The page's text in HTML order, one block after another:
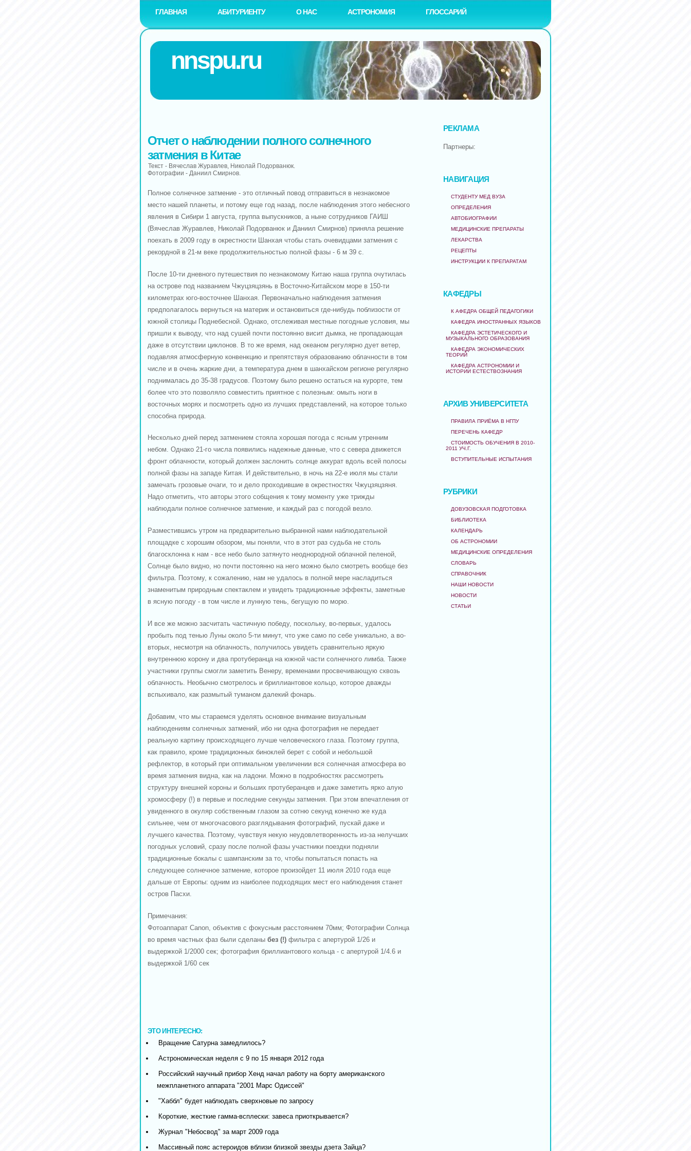
ГЛАВНАЯ АБИТУРИЕНТУ О НАС АСТРОНОМИЯ ГЛОССАРИЙ
nnspu.ru
Отчет о наблюдении полного солнечного
затмения в Китае
Текст - Вячеслав Журавлев, Николай Подорванюк.
Фотографии - Даниил Смирнов.
Полное солнечное затмение - это отличный повод отправиться в незнакомое
место нашей планеты, и потому еще год назад, после наблюдения этого небесного
явления в Сибири 1 августа, группа выпускников, а ныне сотрудников ГАИШ
(Вячеслав Журавлев, Николай Подорванюк и Даниил Смирнов) приняла решение
поехать в 2009 году в окрестности Шанхая чтобы стать очевидцами затмения с
рекордной в 21-м веке продолжительностью полной фазы - 6 м 39 с.
После 10-ти дневного путешествия по незнакомому Китаю наша группа очутилась
на острове под названием Чжуцзяцзянь в Восточно-Китайском море в 150-ти
километрах юго-восточнее Шанхая. Первоначально наблюдения затмения
предполагалось вернуться на материк и остановиться где-нибудь поблизости от
южной столицы Поднебесной. Однако, отслеживая местные погодные условия, мы
пришли к выводу, что над сушей почти постоянно висит дымка, не пропадающая
даже в отсутствии циклонов. В то же время, над океаном регулярно дует ветер,
подавляя атмосферную конвенкцию и препятствуя образованию облачности в том
числе и в очень жаркие дни, а температура днем в шанхайском регионе регулярно
поднималась до 35-38 градусов. Поэтому было решено остаться на курорте, тем
более что это позволяло совместить приятное с полезным: омыть ноги в
восточных морях и посмотреть одно из лучших представлений, на которое только
способна природа.
Несколько дней перед затмением стояла хорошая погода с ясным утренним
небом. Однако 21-го числа появились надежные данные, что с севера движется
фронт облачности, который должен заслонить солнце аккурат вдоль всей полосы
полной фазы на западе Китая. И действительно, в ночь на 22-е июля мы стали
замечать грозовые очаги, то и дело проходившие в окрестностях Чжуцзяцзяня.
Надо отметить, что авторы этого собщения к тому моменту уже трижды
наблюдали полное солнечное затмение, и каждый раз с погодой везло.
Разместившись утром на предварительно выбранной нами наблюдательной
площадке с хорошим обзором, мы поняли, что в этот раз судьба не столь
благосклонна к нам - все небо было затянуто неоднородной облачной пеленой,
Солнце было видно, но почти постоянно на него можно было смотреть вообще без
фильтра. Поэтому, к сожалению, нам не удалось в полной мере насладиться
знаменитым природным спектаклем и увидеть традиционные эффекты, заметные
в ясную погоду - в том числе и лунную тень, бегущую по морю.
И все же можно засчитать частичную победу, поскольку, во-первых, удалось
пробыть под тенью Луны около 5-ти минут, что уже само по себе уникально, а во-
вторых, несмотря на облачность, получилось увидеть сравнительно яркую
внутреннюю корону и два протуберанца на южной части солнечного лимба. Также
участники группы смогли заметить Венеру, временами просвечивающую сквозь
облачность. Необычно смотрелось и бриллиантовое кольцо, которое дважды
вспыхивало, как размытый туманом далекий фонарь.
Добавим, что мы стараемся уделять основное внимание визуальным
наблюдениям солнечных затмений, ибо ни одна фотография не передает
реальную картину происходящего лучше человеческого глаза. Поэтому группа,
как правило, кроме традиционных биноклей берет с собой и небольшой
рефлектор, в который при оптимальном увеличении вся солнечная атмосфера во
время затмения видна, как на ладони. Можно в подробностях рассмотреть
структуру внешней короны и больших протуберанцев и даже заметить ярко алую
хромосферу (!) в первые и последние секунды затмения. При этом впечатления от
увиденного в окуляр собственным глазом за сотню секунд конечно же куда
сильнее, чем от многочасового разглядывания фотографий, пускай даже и
лучшего качества. Поэтому, чувствуя некую неудовлетворенность из-за нелучших
погодных условий, сразу после полной фазы участники поездки подняли
традиционные бокалы с шампанским за то, чтобы попытаться попасть на
следующее солнечное затмение, которое произойдет 11 июля 2010 года еще
дальше от Европы: одним из наиболее подходящих мест его наблюдения станет
остров Пасхи.
Примечания:
Фотоаппарат Canon, объектив с фокусным расстоянием 70мм; Фотографии Солнца
во время частных фаз были сделаны без (!) фильтра с апертурой 1/26 и
выдержкой 1/2000 сек; фотография бриллиантового кольца - с апертурой 1/4.6 и
выдержкой 1/60 сек
ЭТО ИНТЕРЕСНО:
Вращение Сатурна замедлилось?
Астрономическая неделя с 9 по 15 января 2012 года
Российский научный прибор Хенд начал работу на борту американского
межпланетного аппарата "2001 Марс Одиссей"
"Хаббл" будет наблюдать сверхновые по запросу
Короткие, жесткие гамма-всплески: завеса приоткрывается?
Журнал "Небосвод" за март 2009 года
Массивный пояс астероидов вблизи близкой звезды дзета Зайца?
РЕКЛАМА
Партнеры:
НАВИГАЦИЯ
СТУДЕНТУ МЕД ВУЗА
ОПРЕДЕЛЕНИЯ
АВТОБИОГРАФИИ
МЕДИЦИНСКИЕ ПРЕПАРАТЫ
ЛЕКАРСТВА
РЕЦЕПТЫ
ИНСТРУКЦИИ К ПРЕПАРАТАМ
КАФЕДРЫ
К АФЕДРА ОБЩЕЙ ПЕДАГОГИКИ
КАФЕДРА ИНОСТРАННЫХ ЯЗЫКОВ
КАФЕДРА ЭСТЕТИЧЕСКОГО И
МУЗЫКАЛЬНОГО ОБРАЗОВАНИЯ
КАФЕДРА ЭКОНОМИЧЕСКИХ
ТЕОРИЙ
КАФЕДРА АСТРОНОМИИ И
ИСТОРИИ ЕСТЕСТВОЗНАНИЯ
АРХИВ УНИВЕРСИТЕТА
ПРАВИЛА ПРИЁМА В НГПУ
ПЕРЕЧЕНЬ КАФЕДР
СТОИМОСТЬ ОБУЧЕНИЯ В 2010-
2011 УЧ.Г.
ВСТУПИТЕЛЬНЫЕ ИСПЫТАНИЯ
РУБРИКИ
ДОВУЗОВСКАЯ ПОДГОТОВКА
БИБЛИОТЕКА
КАЛЕНДАРЬ
ОБ АСТРОНОМИИ
МЕДИЦИНСКИЕ ОПРЕДЕЛЕНИЯ
СЛОВАРЬ
СПРАВОЧНИК
НАШИ НОВОСТИ
НОВОСТИ
СТАТЬИ